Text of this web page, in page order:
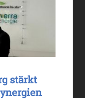
stärkt